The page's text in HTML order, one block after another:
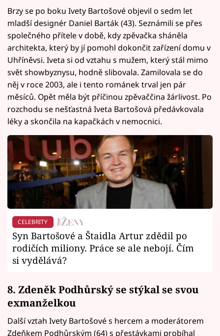
Brzy se po boku Ivety Bartošové objevil o sedm let
mladší designér Daniel Barták (43). Seznámili se přes
společného přítele v době, kdy zpěvačka sháněla
architekta, který by jí pomohl dokončit zařízení domu v
Uhříněvsi. Iveta si od vztahu s mužem, který stál mimo
svět showbyznysu, hodně slibovala. Zamilovala se do
něj v roce 2003, ale i tento románek trval jen pár
měsíců. Opět měla být příčinou zpěvaččina žárlivost. Po
rozchodu se nešťastná Iveta Bartošová předávkovala
léky a skončila na kapačkách v nemocnici.
CELEBRITY
Syn Bartošové a Štaidla Artur zdědil po
rodičích miliony. Práce se ale nebojí. Čím
si vydělává?
8. Zdeněk Podhůrský se stýkal se svou
exmanželkou
Další vztah Ivety Bartošové s hercem a moderátorem
Zdeňkem Podhůrským (64) s přestávkami probíhal